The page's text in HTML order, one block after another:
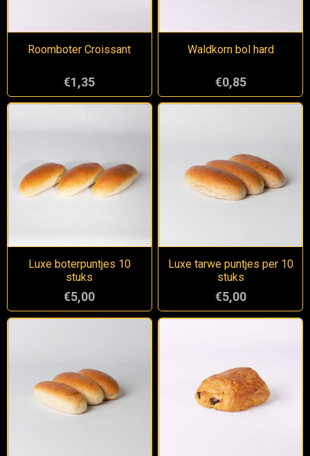
Roomboter Croissant
€1,35
Waldkorn bol hard
€0,85
Luxe boterpuntjes 10
stuks
€5,00
Luxe tarwe puntjes per 10
stuks
€5,00